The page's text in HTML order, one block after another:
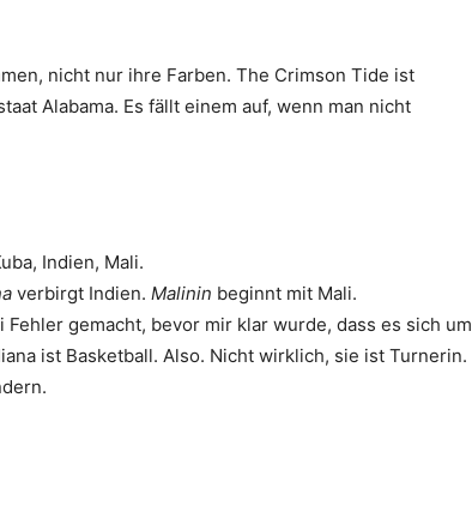
nicht nur ihre Farben. The Crimson Tide ist
Alabama. Es fällt einem auf, wenn man nicht
Indien, Mali.
verbirgt Indien. Malinin beginnt mit Mali.
Fehler gemacht, bevor mir klar wurde, dass es sich um
ist Basketball. Also. Nicht wirklich, sie ist Turnerin.